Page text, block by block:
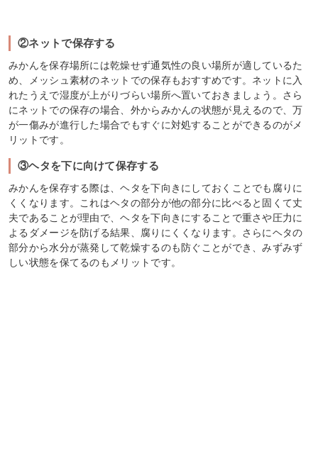
②ネットで保存する
みかんを保存場所には乾燥せず通気性の良い場所が適しているた
め、メッシュ素材のネットでの保存もおすすめです。ネットに入
れたうえで湿度が上がりづらい場所へ置いておきましょう。さら
にネットでの保存の場合、外からみかんの状態が見えるので、万
が一傷みが進行した場合でもすぐに対処することができるのがメ
リットです。
③ヘタを下に向けて保存する
みかんを保存する際は、ヘタを下向きにしておくことでも腐りに
くくなります。これはヘタの部分が他の部分に比べると固くて丈
夫であることが理由で、ヘタを下向きにすることで重さや圧力に
よるダメージを防げる結果、腐りにくくなります。さらにヘタの
部分から水分が蒸発して乾燥するのも防ぐことができ、みずみず
しい状態を保てるのもメリットです。